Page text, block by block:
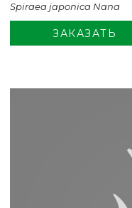
Spiraea japonica Nana
ЗАКАЗАТЬ